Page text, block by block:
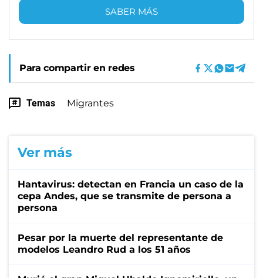
SABER MÁS
Para compartir en redes
Temas Migrantes
Ver más
Hantavirus: detectan en Francia un caso de la
cepa Andes, que se transmite de persona a
persona
Pesar por la muerte del representante de
modelos Leandro Rud a los 51 años